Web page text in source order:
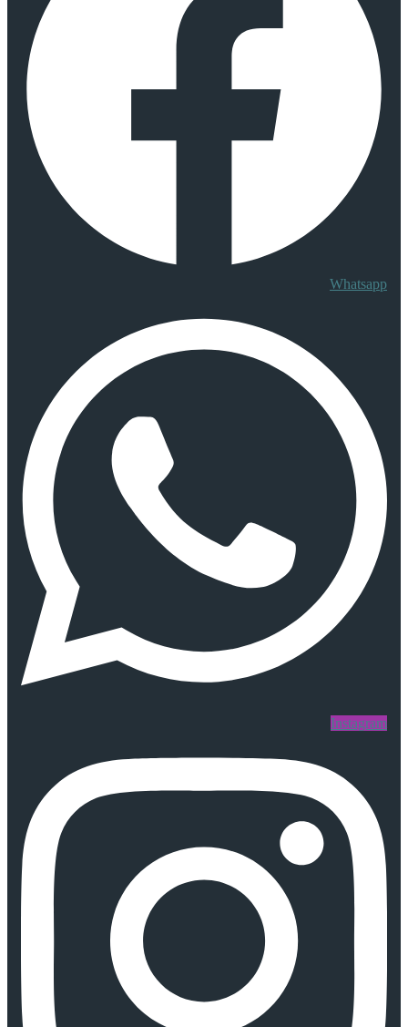
Whatsapp
Instagram